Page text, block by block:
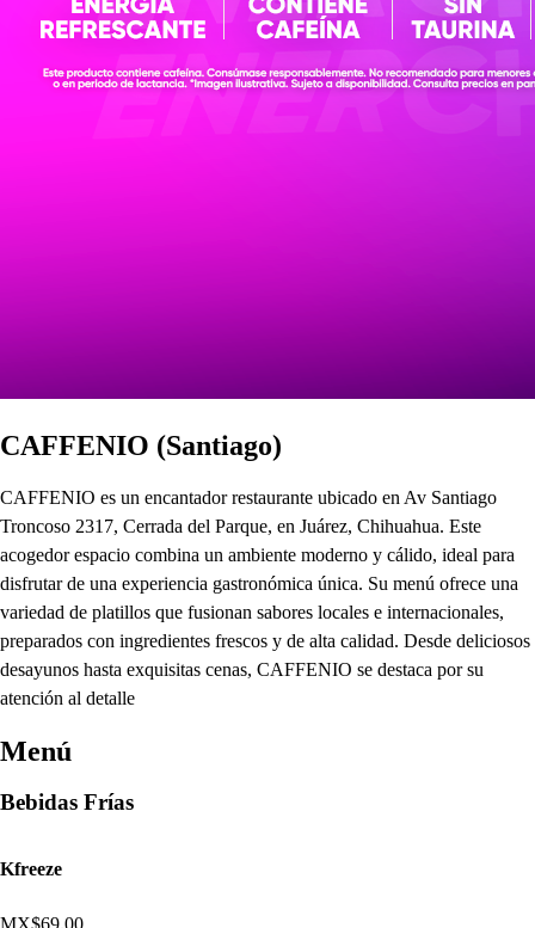
CAFFENIO (Santiago)
CAFFENIO es un encantador restaurante ubicado en Av Santiago
Troncoso 2317, Cerrada del Parque, en Juárez, Chihuahua. Este
acogedor espacio combina un ambiente moderno y cálido, ideal para
disfrutar de una experiencia gastronómica única. Su menú ofrece una
variedad de platillos que fusionan sabores locales e internacionales,
preparados con ingredientes frescos y de alta calidad. Desde deliciosos
desayunos hasta exquisitas cenas, CAFFENIO se destaca por su
atención al detalle
Menú
Bebidas Frías
Kfreeze
MX$69.00